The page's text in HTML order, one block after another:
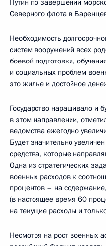
Путин по завершении
Северного флота в
Необходимость
систем вооружений всех
боевой подготовки,
и социальных проблем
это жилье и достойное
Государство наращивало и
в этом направлении,
ведомства ежегодно
Будет значительно
средства, которые
Одна из стратегических
военных расходов к
процентов – на
(в настоящее время 60
на текущие расходы и
Несмотря на рост военных